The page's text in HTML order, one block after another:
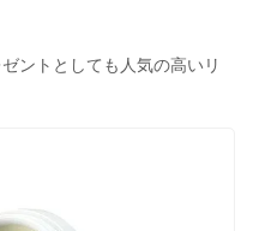
ントとしても人気の高いリ